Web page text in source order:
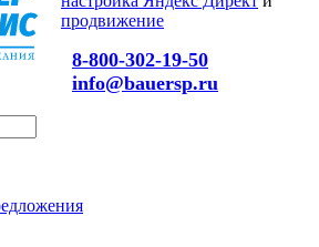
продвижение
8-800-302-19-50
info@bauersp.ru